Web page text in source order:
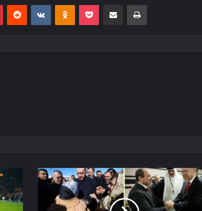
PinterestReddit VKontakteOdnoklassniki
Pocket E-Posta ile paylaş Yazdır